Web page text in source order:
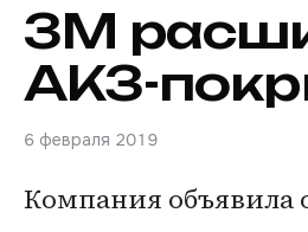
3М
АКЗ-
6 февраля 2019
Компания объявила